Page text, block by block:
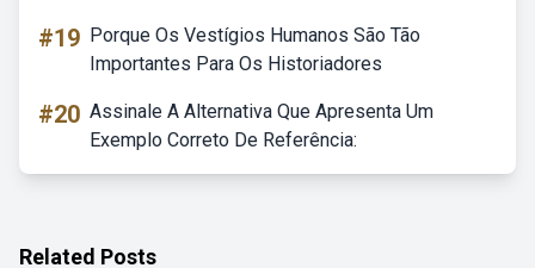
#19 Porque Os Vestígios Humanos São Tão
Importantes Para Os Historiadores
#20 Assinale A Alternativa Que Apresenta Um
Exemplo Correto De Referência:
Related Posts